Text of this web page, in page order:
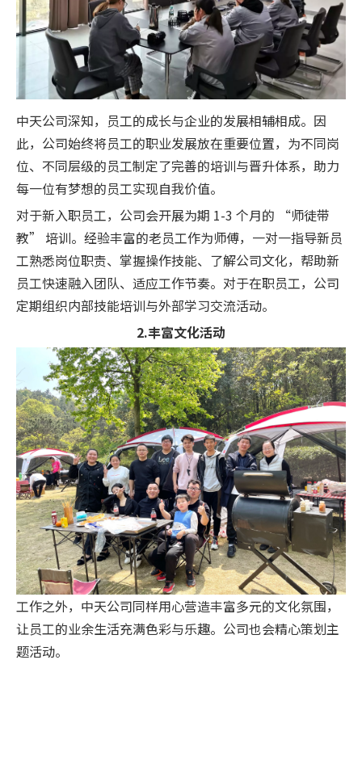
中天公司深知，员工的成长与企业的发展相辅相成。因
此，公司始终将员工的职业发展放在重要位置，为不同岗
位、不同层级的员工制定了完善的培训与晋升体系，助力
每一位有梦想的员工实现自我价值。
对于新入职员工，公司会开展为期 1-3 个月的 “师徒带
教” 培训。经验丰富的老员工作为师傅，一对一指导新员
工熟悉岗位职责、掌握操作技能、了解公司文化，帮助新
员工快速融入团队、适应工作节奏。对于在职员工，公司
定期组织内部技能培训与外部学习交流活动。
2.丰富文化活动
工作之外，中天公司同样用心营造丰富多元的文化氛围，
让员工的业余生活充满色彩与乐趣。公司也会精心策划主
题活动。